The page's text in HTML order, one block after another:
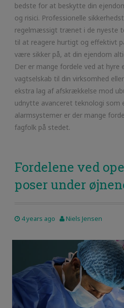
bedste for at beskytte din
og risici. Professionelle
regelmæssigt trænet i de nyeste
til at reagere hurtigt og effektivt
være sikker på, at din ejendom
Der er mange fordele ved at hyre
vagtselskab til din virksomhed
ekstra lag af afskrækkelse mod
udnytte avanceret teknologi som
alarmsystemer er der mange
fagfolk på stedet.
Fordelene ved
poser under
4 years ago Niels Jensen